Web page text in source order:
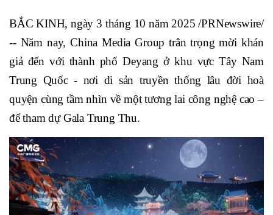
BẮC KINH, ngày 3 tháng 10 năm 2025 /PRNewswire/
-- Năm nay, China Media Group trân trọng mời khán
giả đến với thành phố Deyang ở khu vực Tây Nam
Trung Quốc - nơi di sản truyền thống lâu đời hoà
quyện cùng tầm nhìn về một tương lai công nghệ cao –
để tham dự Gala Trung Thu.